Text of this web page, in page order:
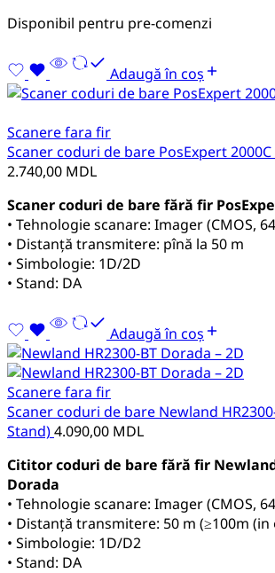
Disponibil pentru pre-comenzi
Adaugă în coș
Scanere fara fir
Scaner coduri de bare PosExpert 2000C
2.740,00 MDL
Scaner coduri de bare fără fir
• Tehnologie scanare: Imager (CMOS,
• Distanță transmitere: pînă la 50 m
• Simbologie: 1D/2D
• Stand: DA
Adaugă în coș
Scanere fara fir
Scaner coduri de bare Newland
Stand)4.090,00 MDL
Cititor coduri de bare fără fir Newland
Dorada
• Tehnologie scanare: Imager (CMOS,
• Distanță transmitere: 50 m (≥100m (in
• Simbologie: 1D/D2
• Stand: DA